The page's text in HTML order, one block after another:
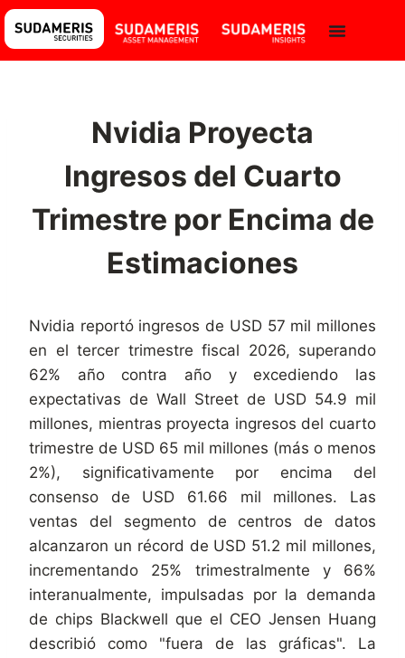
Nvidia Proyecta
Ingresos del Cuarto
Trimestre por Encima de
Estimaciones
Nvidia reportó ingresos de USD 57 mil millones
en el tercer trimestre fiscal 2026, superando
62% año contra año y excediendo las
expectativas de Wall Street de USD 54.9 mil
millones, mientras proyecta ingresos del cuarto
trimestre de USD 65 mil millones (más o menos
2%), significativamente por encima del
consenso de USD 61.66 mil millones. Las
ventas del segmento de centros de datos
alcanzaron un récord de USD 51.2 mil millones,
incrementando 25% trimestralmente y 66%
interanualmente, impulsadas por la demanda
de chips Blackwell que el CEO Jensen Huang
describió como "fuera de las gráficas". La